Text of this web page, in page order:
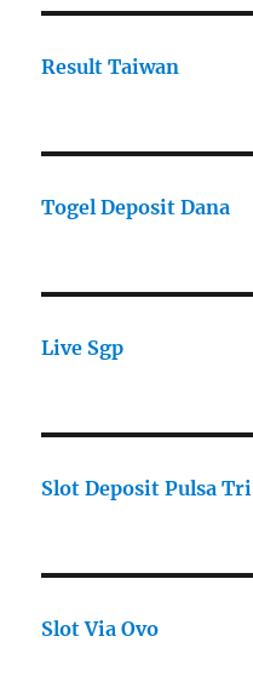
Result Taiwan
Togel Deposit Dana
Live Sgp
Slot Deposit Pulsa Tri
Slot Via Ovo